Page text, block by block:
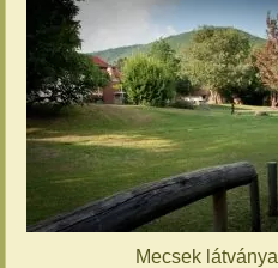
Mecsek látványa